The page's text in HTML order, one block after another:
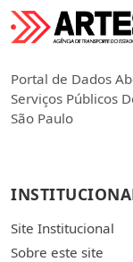
Portal de Dados
Serviços Públicos
São Paulo
Site Institucional
Sobre este site